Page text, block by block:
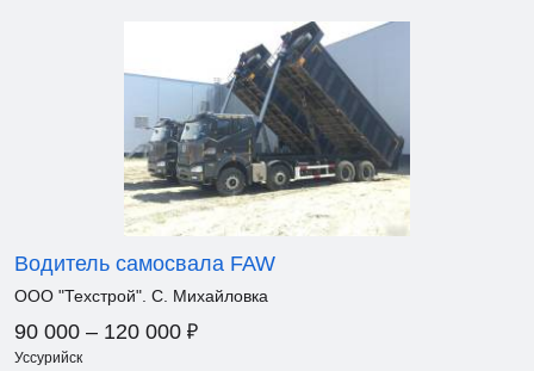
Водитель самосвала FAW
ООО "Техстрой". С. Михайловка
90 000 – 120 000 ₽
Уссурийск